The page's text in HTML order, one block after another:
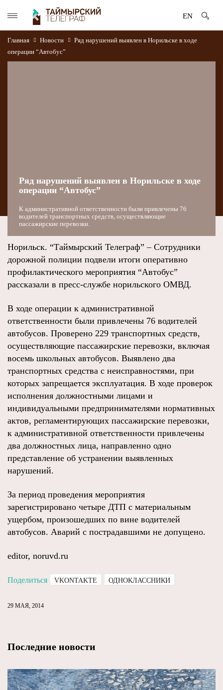
EN
Главная Новости
Ряд нарушений выявлен в Норильске в ходе
операции “Автобус”
Ряд нарушений выявлен в Норильске в ходе
операции “Автобус”
К административной ответственности были привлечены 76
водителей транспортных средств, осуществляющие
пассажирские перевозки.
Норильск. “Таймырский Телеграф” – Сотрудники
дорожной полиции подвели итоги оперативно
профилактического мероприятия “Автобус”
рассказали в пресс-службе норильского ОМВД.
В ходе операции к административной
ответственности были привлечены 76 водителей
автобусов. Проверено 229 транспортных средств,
осуществляющие пассажирские перевозки, включая
восемь школьных автобусов. Выявлено два
транспортных средства с неисправностями, при
которых запрещается эксплуатация. В ходе проверок
исполнения должностными лицами и
индивидуальными предпринимателями нормативных
актов, регламентирующих пассажирские перевозки,
к административной ответственности привлечены
два должностных лица, направленно одно
представление об устранении выявленных
нарушений.
За период проведения мероприятия
зарегистрировано четыре ДТП с материальным
ущербом, произошедших по вине водителей
автобусов. Аварий с пострадавшими не допущено.
editor, noruvd.ru
Поделиться VKONTAKTE ОДНОКЛАССНИКИ
29 МАЯ, 2014
Последние новости